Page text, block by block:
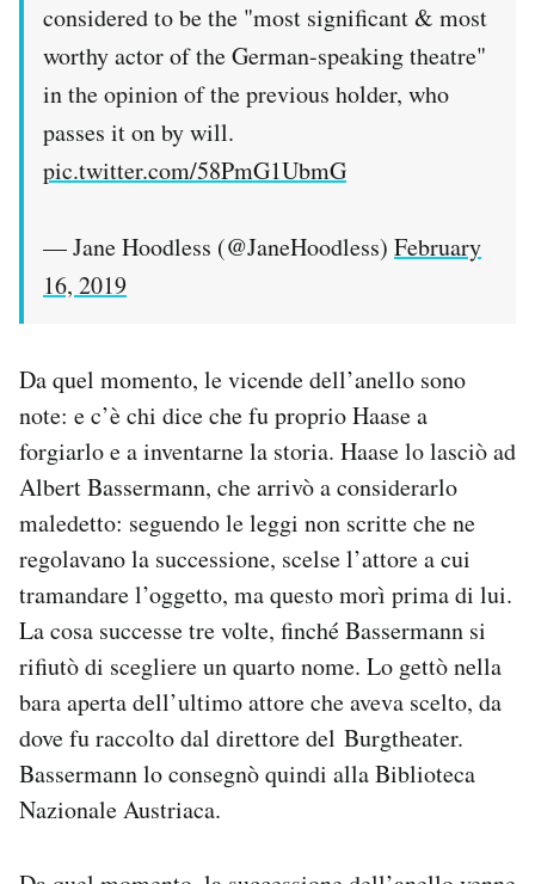
considered to be the "most significant & most
worthy actor of the German-speaking theatre"
in the opinion of the previous holder, who
passes it on by will.
pic.twitter.com/58PmG1UbmG
— Jane Hoodless (@JaneHoodless) February
16, 2019
Da quel momento, le vicende dell’anello sono
note: e c’è chi dice che fu proprio Haase a
forgiarlo e a inventarne la storia. Haase lo lasciò ad
Albert Bassermann, che arrivò a considerarlo
maledetto: seguendo le leggi non scritte che ne
regolavano la successione, scelse l’attore a cui
tramandare l’oggetto, ma questo morì prima di lui.
La cosa successe tre volte, finché Bassermann si
rifiutò di scegliere un quarto nome. Lo gettò nella
bara aperta dell’ultimo attore che aveva scelto, da
dove fu raccolto dal direttore del Burgtheater.
Bassermann lo consegnò quindi alla Biblioteca
Nazionale Austriaca.